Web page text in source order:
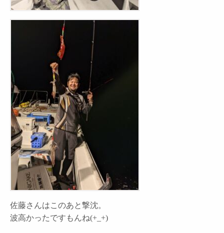
佐藤さんはこのあと撃沈。
波高かったですもんね(+_+)